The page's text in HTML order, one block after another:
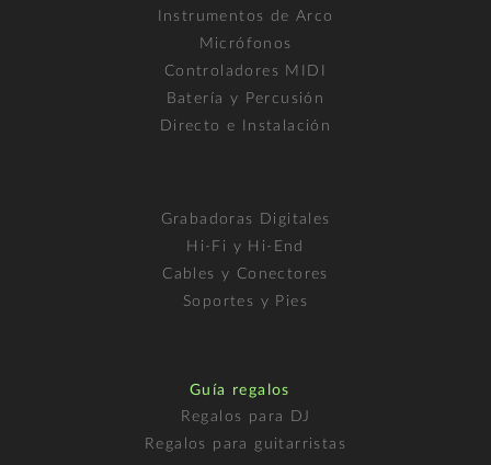
Instrumentos de Arco
Micrófonos
Controladores MIDI
Batería y Percusión
Directo e Instalación
Grabadoras Digitales
Hi-Fi y Hi-End
Cables y Conectores
Soportes y Pies
Guía regalos
Regalos para DJ
Regalos para guitarristas